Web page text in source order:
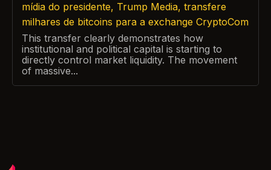
mídia do presidente, Trump Media, transfere
milhares de bitcoins para a exchange CryptoCom
This transfer clearly demonstrates how
institutional and political capital is starting to
directly control market liquidity. The movement
of massive...